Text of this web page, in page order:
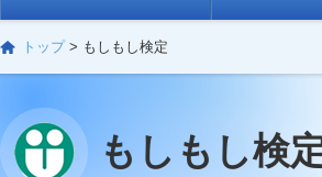
トップ> もしもし検定
もしもし検